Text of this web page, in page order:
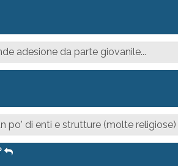
adesione da parte giovanile...
po' di enti e strutture (molte